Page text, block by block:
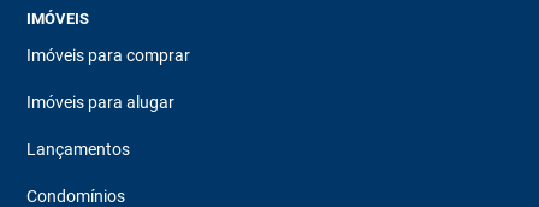
IMÓVEIS
Imóveis para comprar
Imóveis para alugar
Lançamentos
Condomínios